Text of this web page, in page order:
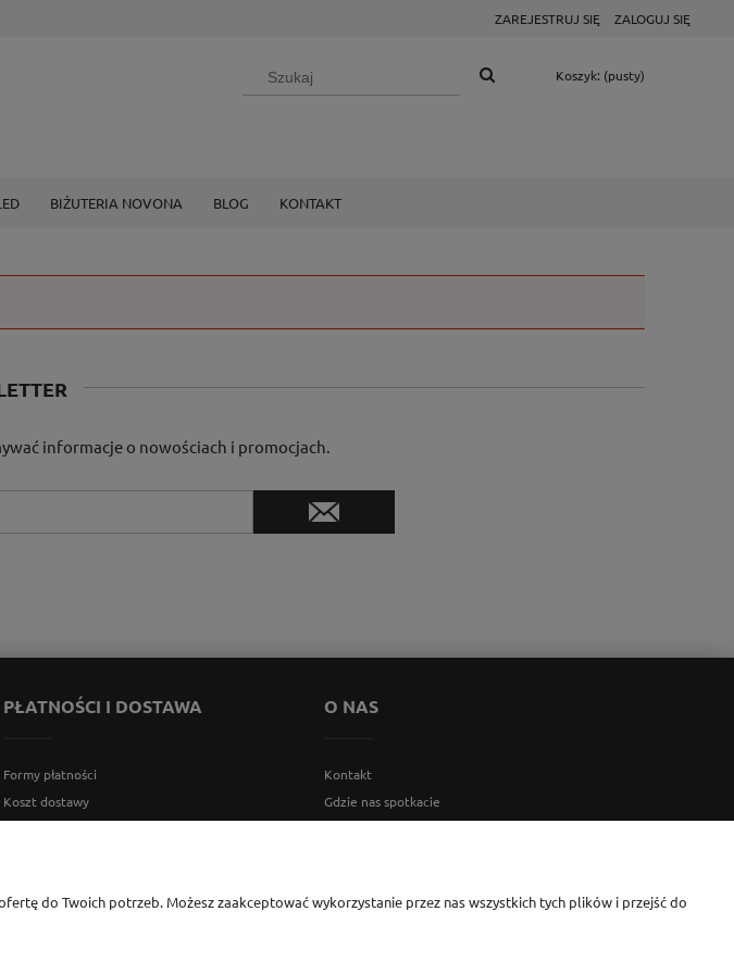
ZAREJESTRUJ SIĘ ZALOGUJ SIĘ
Koszyk: (pusty)
BIŻUTERIA NOVONA BLOG KONTAKT
informacje o nowościach i promocjach.
PŁATNOŚCI I DOSTAWA
Formy płatności
Koszt dostawy
O NAS
Kontakt
Gdzie nas spotkacie
do Twoich potrzeb. Możesz zaakceptować wykorzystanie przez nas wszystkich tych plików i przejść do